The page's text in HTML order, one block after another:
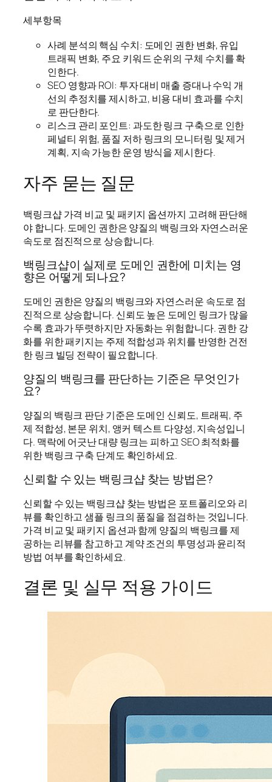
세부항목
사례 분석의 핵심 수치: 도메인 권한 변화, 유입
트래픽 변화, 주요 키워드 순위의 구체 수치를 확
인한다.
SEO 영향과 ROI: 투자 대비 매출 증대나 수익 개
선의 추정치를 제시하고, 비용 대비 효과를 수치
로 판단한다.
리스크 관리 포인트: 과도한 링크 구축으로 인한
페널티 위험, 품질 저하 링크의 모니터링 및 제거
계획, 지속 가능한 운영 방식을 제시한다.
자주 묻는 질문
백링크샵 가격 비교 및 패키지 옵션까지 고려해 판단해
야 합니다. 도메인 권한은 양질의 백링크와 자연스러운
속도로 점진적으로 상승합니다.
백링크샵이 실제로 도메인 권한에 미치는 영
향은 어떻게 되나요?
도메인 권한은 양질의 백링크와 자연스러운 속도로 점
진적으로 상승합니다. 신뢰도 높은 도메인 링크가 많을
수록 효과가 뚜렷하지만 자동화는 위험합니다. 권한 강
화를 위한 패키지는 주제 적합성과 위치를 반영한 건전
한 링크 빌딩 전략이 필요합니다.
양질의 백링크를 판단하는 기준은 무엇인가
요?
양질의 백링크 판단 기준은 도메인 신뢰도, 트래픽, 주
제 적합성, 본문 위치, 앵커 텍스트 다양성, 지속성입니
다. 맥락에 어긋난 대량 링크는 피하고 SEO 최적화를
위한 백링크 구축 단계도 확인하세요.
신뢰할 수 있는 백링크샵 찾는 방법은?
신뢰할 수 있는 백링크샵 찾는 방법은 포트폴리오와 리
뷰를 확인하고 샘플 링크의 품질을 점검하는 것입니다.
가격 비교 및 패키지 옵션과 함께 양질의 백링크를 제
공하는 리뷰를 참고하고 계약 조건의 투명성과 윤리적
방법 여부를 확인하세요.
결론 및 실무 적용 가이드